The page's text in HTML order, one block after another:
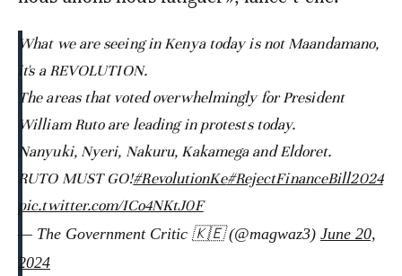
What we are seeing in Kenya today is not Maandamano,
it's a REVOLUTION.
The areas that voted overwhelmingly for President
William Ruto are leading in protests today.
Nanyuki, Nyeri, Nakuru, Kakamega and Eldoret.
RUTO MUST GO!#RevolutionKe#RejectFinanceBill2024
pic.twitter.com/ICo4NKtJ0F
— The Government Critic 🇰🇪 (@magwaz3) June 20,
2024